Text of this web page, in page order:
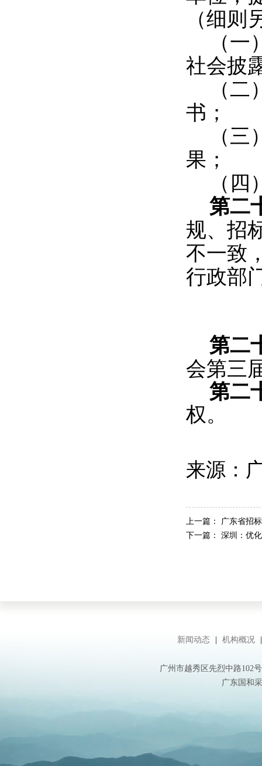
（细则
（
社会披
（
书；
（
果；
（
第二
规、招
不一致
行政部
第二
会第三
第二
权。
来源：
上一篇： 广东省招
下一篇： 深圳：优
新闻动态 机构概况
广州市越秀区先烈中路102
广东国和